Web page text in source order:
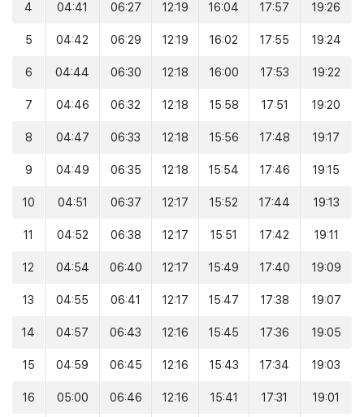
4 04:41 06:27 12:19 16:04 17:57 19:26
5 04:42 06:29 12:19 16:02 17:55 19:24
6 04:44 06:30 12:18 16:00 17:53 19:22
7 04:46 06:32 12:18 15:58 17:51 19:20
8 04:47 06:33 12:18 15:56 17:48 19:17
9 04:49 06:35 12:18 15:54 17:46 19:15
10 04:51 06:37 12:17 15:52 17:44 19:13
11 04:52 06:38 12:17 15:51 17:42 19:11
12 04:54 06:40 12:17 15:49 17:40 19:09
13 04:55 06:41 12:17 15:47 17:38 19:07
14 04:57 06:43 12:16 15:45 17:36 19:05
15 04:59 06:45 12:16 15:43 17:34 19:03
16 05:00 06:46 12:16 15:41 17:31 19:01